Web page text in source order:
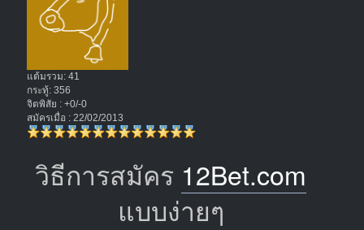
แต้มรวม: 41
กระทู้: 356
จิตพิสัย : +0/-0
สมัครเมื่อ : 22/02/2013
วิธีการสมัคร 12Bet.com
แบบง่ายๆ